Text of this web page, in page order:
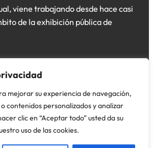
mejorar su experiencia de navegación,
contenidos personalizados y analizar
clic en “Aceptar todo” usted da su
uso de las cookies.
viene trabajando desde hace casi
de la exhibición pública de